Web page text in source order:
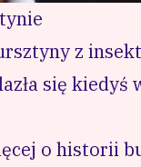
z
się kiedyś
o historii